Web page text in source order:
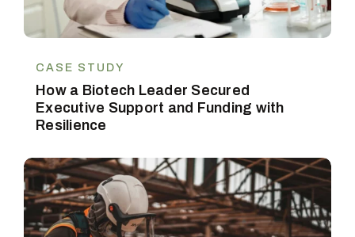
CASE STUDY
How a Biotech Leader Secured
Executive Support and Funding with
Resilience